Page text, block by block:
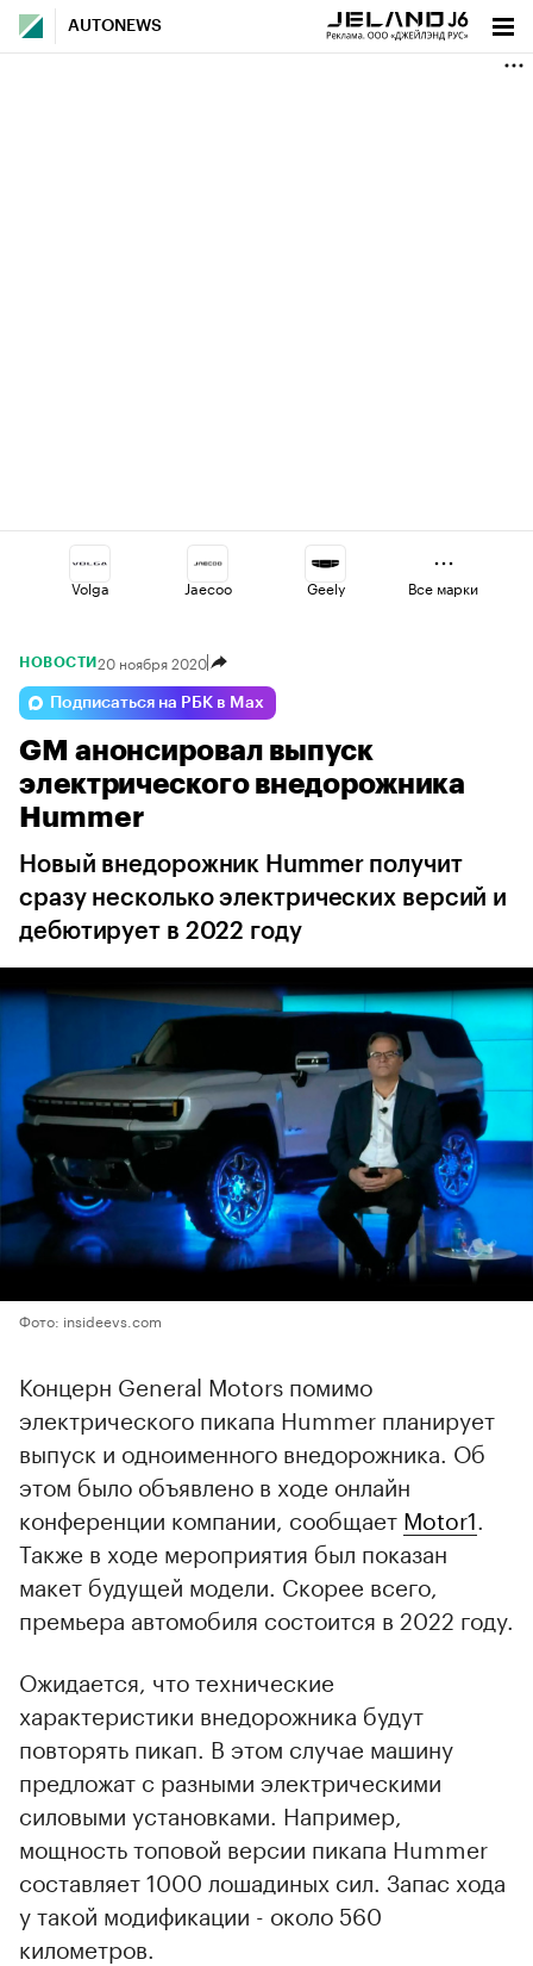
AUTONEWS
Volga Jaecoo Geely
Voyah Omoda
Changan Haval Esteo
Все марки
НОВОСТИ 20 ноября 2020
Подписаться на РБК в Max
GM анонсировал выпуск
электрического внедорожника
Hummer
Новый внедорожник Hummer получит
сразу несколько электрических версий и
дебютирует в 2022 году
Фото: insideevs.com
Концерн General Motors помимо
электрического пикапа Hummer планирует
выпуск и одноименного внедорожника. Об
этом было объявлено в ходе онлайн
конференции компании, сообщает Motor1
Также в ходе мероприятия был показан
макет будущей модели. Скорее всего,
премьера автомобиля состоится в 2022 году.
Ожидается, что технические
характеристики внедорожника будут
повторять пикап. В этом случае машину
предложат с разными электрическими
силовыми установками. Например,
мощность топовой версии пикапа Hummer
составляет 1000 лошадиных сил. Запас хода
у такой модификации - около 560
километров.